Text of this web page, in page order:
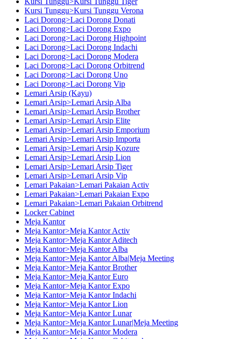
Kursi Tunggu>Kursi Tunggu Verona
Laci Dorong>Laci Dorong Donati
Laci Dorong>Laci Dorong Expo
Laci Dorong>Laci Dorong Highpoint
Laci Dorong>Laci Dorong Indachi
Laci Dorong>Laci Dorong Modera
Laci Dorong>Laci Dorong Orbitrend
Laci Dorong>Laci Dorong Uno
Laci Dorong>Laci Dorong Vip
Lemari Arsip (Kayu)
Lemari Arsip>Lemari Arsip Alba
Lemari Arsip>Lemari Arsip Brother
Lemari Arsip>Lemari Arsip Elite
Lemari Arsip>Lemari Arsip Emporium
Lemari Arsip>Lemari Arsip Importa
Lemari Arsip>Lemari Arsip Kozure
Lemari Arsip>Lemari Arsip Lion
Lemari Arsip>Lemari Arsip Tiger
Lemari Arsip>Lemari Arsip Vip
Lemari Pakaian>Lemari Pakaian Activ
Lemari Pakaian>Lemari Pakaian Expo
Lemari Pakaian>Lemari Pakaian Orbitrend
Locker Cabinet
Meja Kantor
Meja Kantor>Meja Kantor Activ
Meja Kantor>Meja Kantor Aditech
Meja Kantor>Meja Kantor Alba
Meja Kantor>Meja Kantor Alba|Meja Meeting
Meja Kantor>Meja Kantor Brother
Meja Kantor>Meja Kantor Euro
Meja Kantor>Meja Kantor Expo
Meja Kantor>Meja Kantor Indachi
Meja Kantor>Meja Kantor Lion
Meja Kantor>Meja Kantor Lunar
Meja Kantor>Meja Kantor Lunar|Meja Meeting
Meja Kantor>Meja Kantor Modera